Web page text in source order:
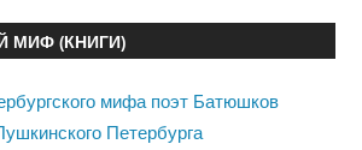
МИФ (КНИГИ)
мифа поэт Батюшков
Петербурга